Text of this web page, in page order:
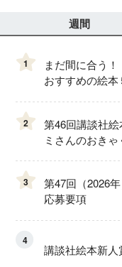
週間
1
まだ間に合う
おすすめの絵本
2
第46回講談社
ミさんのおき
3
第47回（2026
応募要項
4
講談社絵本新